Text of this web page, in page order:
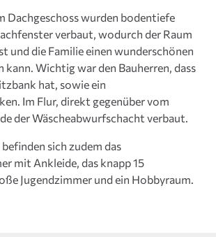
Dachgeschoss wurden bodentiefe
verbaut, wodurch der Raum
und die Familie einen wunderschönen
kann. Wichtig war den Bauherren, dass
hat, sowie ein
Im Flur, direkt gegenüber vom
der Wäscheabwurfschacht verbaut.
sich zudem das
mit Ankleide, das knapp 15
Jugendzimmer und ein Hobbyraum.